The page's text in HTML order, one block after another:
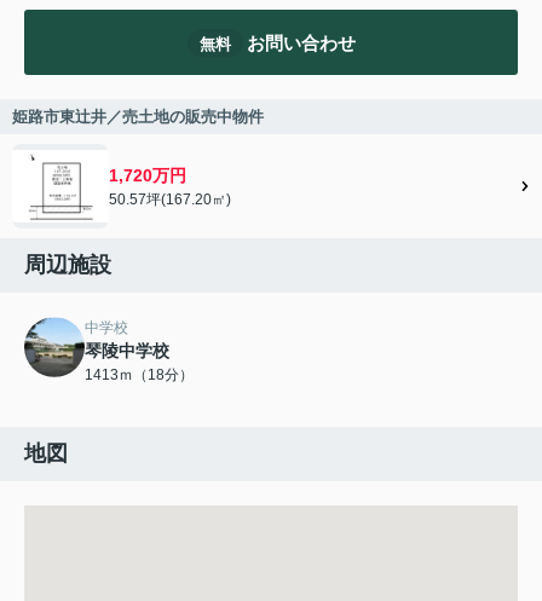
無料 お問い合わせ
姫路市東辻井／売土地の販売中物件
1,720万円
50.57坪(167.20㎡)
周辺施設
中学校
琴陵中学校
1413ｍ（18分）
地図